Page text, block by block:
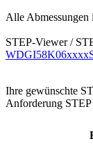
Alle Abmessungen
STEP-Viewer /
Ihre gewünschte
Anforderung STEP